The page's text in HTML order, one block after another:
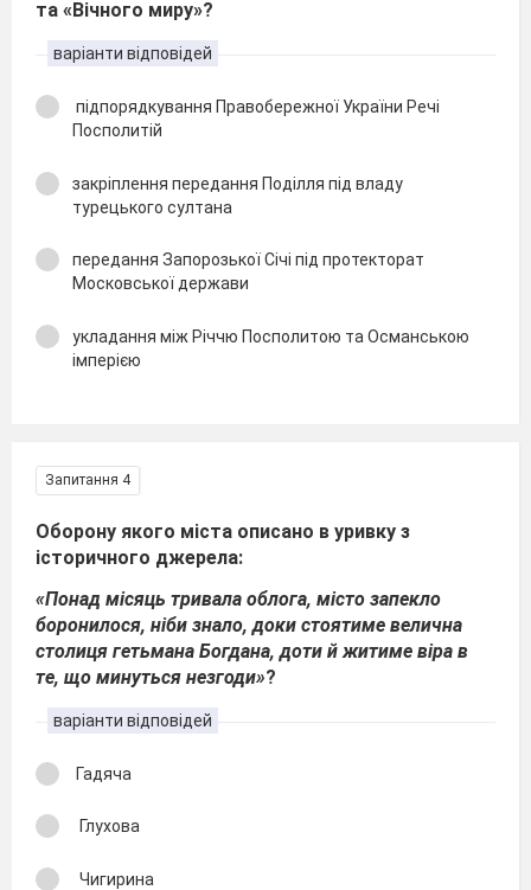
та «Вічного миру»?
варіанти відповідей
підпорядкування Правобережної України Речі
Посполитій
закріплення передання Поділля під владу
турецького султана
передання Запорозької Січі під протекторат
Московської держави
укладання між Річчю Посполитою та Османською
імперією
Запитання 4
Оборону якого міста описано в уривку з
історичного джерела:
«Понад місяць тривала облога, місто запекло
боронилося, ніби знало, доки стоятиме велична
столиця гетьмана Богдана, доти й житиме віра в
те, що минуться незгоди»?
варіанти відповідей
Гадяча
Глухова
Чигирина